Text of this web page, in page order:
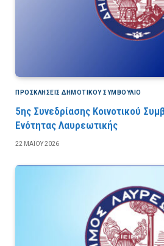
ΠΡΟΣΚΛΉΣΕΙΣ ΔΗΜΟΤΙΚΟΎ ΣΥΜΒΟΎΛΙΟ
5ης Συνεδρίασης Κοινοτικού
Ενότητας Λαυρεωτικής
22 ΜΑΪ́ΟΥ 2026